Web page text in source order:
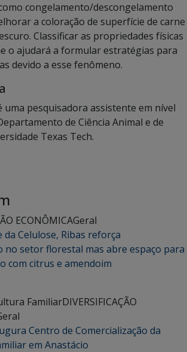
congelamento/descongelamento
a coloração de superfície de carne
Classificar as propriedades físicas
o ajudará a formular estratégias para
devido a esse fenômeno.
uma pesquisadora assistente em nível
de Ciência Animal e de
Texas Tech.
ECONÔMICAGeral
Celulose, Ribas reforça
no setor florestal mas abre espaço para
com citrus e amendoim
FamiliarDIVERSIFICAÇÃO
Centro de Comercialização da
em Anastácio